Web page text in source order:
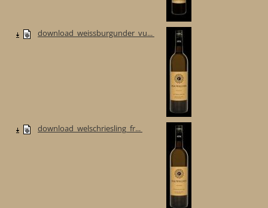
download_weissburgunder_vu...
download_welschriesling_fr...